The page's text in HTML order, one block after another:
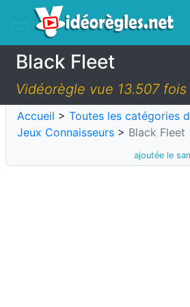
Black Fleet
Vidéorègle vue 13.507 fois
Accueil > Toutes les catégories
Jeux Connaisseurs > Black Fleet
ajoutée le